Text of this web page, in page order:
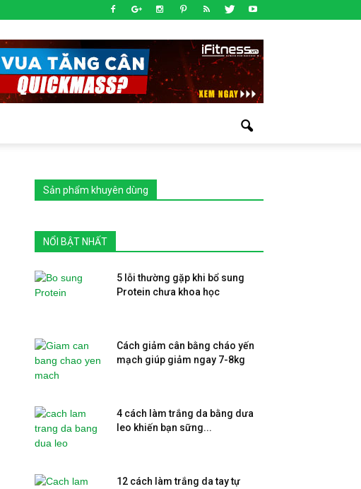
Sản phẩm khuyên dùng
NỔI BẬT NHẤT
5 lỗi thường gặp khi bổ sung
Protein chưa khoa học
Cách giảm cân bằng cháo yến
mạch giúp giảm ngay 7-8kg
4 cách làm trắng da bằng dưa
leo khiến bạn sững...
12 cách làm trắng da tay tự